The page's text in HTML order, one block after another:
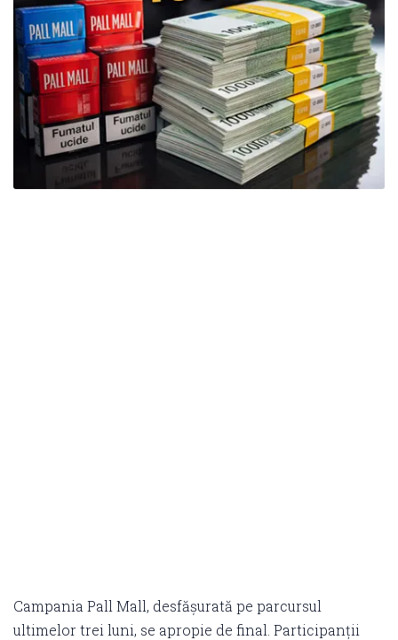
Campania Pall Mall, desfășurată pe parcursul
ultimelor trei luni, se apropie de final. Participanții